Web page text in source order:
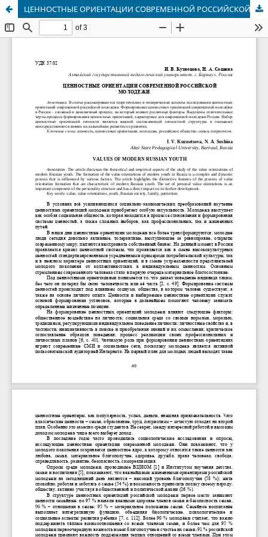
ЦЕННОСТНЫЕ ОРИЕНТАЦИИ СОВРЕМЕННОЙ РОССИЙСКОЙ МОЛОДЕЖИ